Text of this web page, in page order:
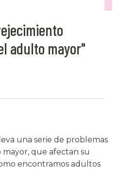
adulto mayor"
una serie de problemas
que afectan su
encontramos adultos